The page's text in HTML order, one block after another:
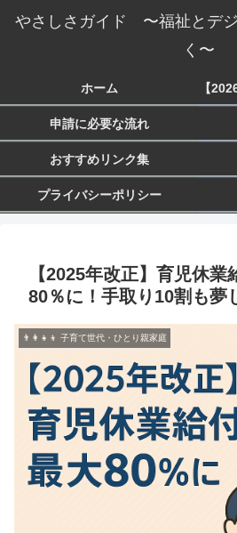
やさしさガイド 〜福祉とデ
く〜
ホーム
申請に必要な流れ
おすすめリンク集
プライバシーポリシー
【2025年改正】育児休業
80％に！手取り10割も夢
👨‍👩‍👧‍👦 子育て世代・ひとり親家庭